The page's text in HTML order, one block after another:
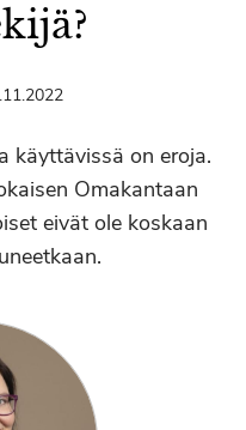
käyttävissä on eroja.
Omakantaan
eivät ole koskaan